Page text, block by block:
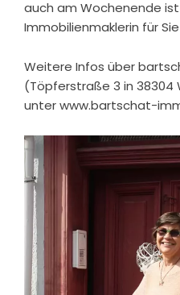
auch am Wochenende
Immobilienmaklerin für
Weitere Infos über
(Töpferstraße 3 in
unterwww.bartschat-